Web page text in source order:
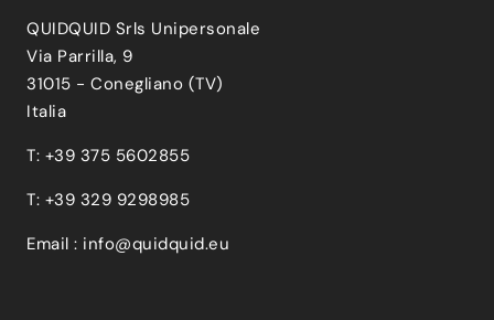
QUIDQUID Srls Unipersonale
Via Parrilla, 9
31015 - Conegliano (TV)
Italia
T: +39 375 5602855
T: +39 329 9298985
Email : info@quidquid.eu